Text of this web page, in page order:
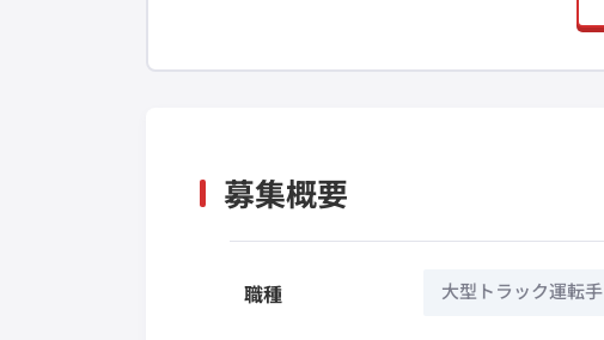
募集概要
職種 大型トラック運転手